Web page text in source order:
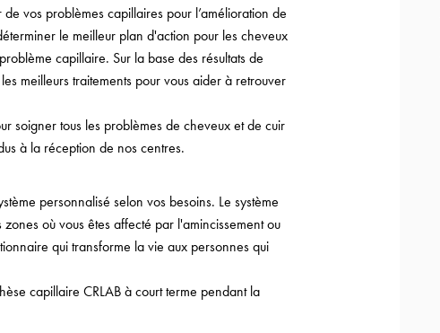
vos problèmes capillaires pour l’amélioration de
le meilleur plan d'action pour les cheveux
capillaire. Sur la base des résultats de
meilleurs traitements pour vous aider à retrouver
soigner tous les problèmes de cheveux et de cuir
à la réception de nos centres.
personnalisé selon vos besoins. Le système
où vous êtes affecté par l'amincissement ou
qui transforme la vie aux personnes qui
capillaire CRLAB à court terme pendant la